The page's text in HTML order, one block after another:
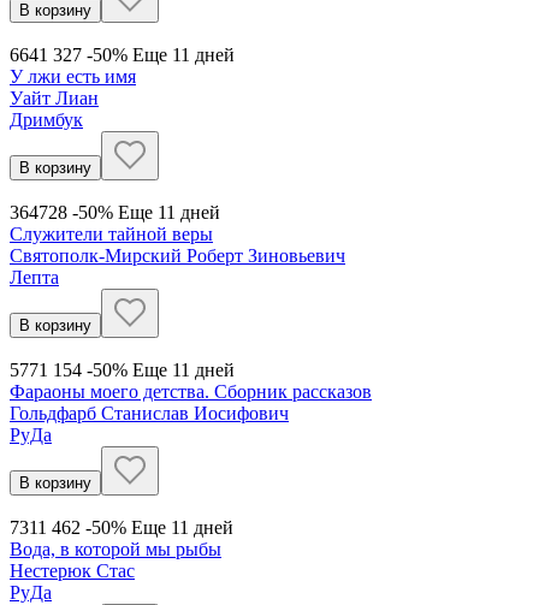
В корзину
6641 327 -50% Еще 11 дней
У лжи есть имя
Уайт Лиан
Дримбук
В корзину
364728 -50% Еще 11 дней
Служители тайной веры
Святополк-Мирский Роберт Зиновьевич
Лепта
В корзину
5771 154 -50% Еще 11 дней
Фараоны моего детства. Сборник рассказов
Гольдфарб Станислав Иосифович
РуДа
В корзину
7311 462 -50% Еще 11 дней
Вода, в которой мы рыбы
Нестерюк Стас
РуДа